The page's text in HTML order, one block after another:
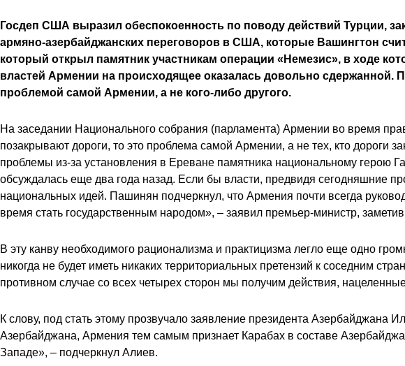
Госдеп США выразил обеспокоенность по поводу действий Турции,
армяно-азербайджанских переговоров в США, которые Вашингтон
который открыл памятник участникам операции «Немезис», в ходе
властей Армении на происходящее оказалась довольно сдержанной.
проблемой самой Армении, а не кого-либо другого.
На заседании Национального собрания (парламента) Армении во время
позакрывают дороги, то это проблема самой Армении, а не тех, кто дороги
проблемы из-за установления в Ереване памятника национальному
обсуждалась еще два года назад. Если бы власти, предвидя сегодняшние
национальных идей. Пашинян подчеркнул, что Армения почти всегда
время стать государственным народом», – заявил премьер-министр,
В эту канву необходимого рационализма и практицизма легло еще одно
никогда не будет иметь никаких территориальных претензий к соседним
противном случае со всех четырех сторон мы получим действия,
К слову, под стать этому прозвучало заявление президента Азербайджана
Азербайджана, Армения тем самым признает Карабах в составе
Западе», – подчеркнул Алиев.